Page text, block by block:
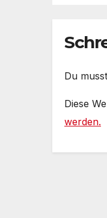
e
Du musst
Diese
werden.